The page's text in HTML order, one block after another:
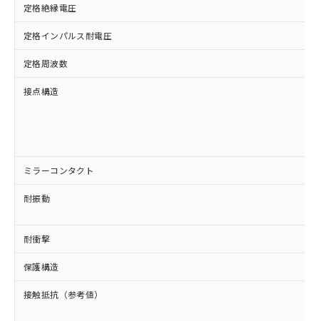
定格絶縁電圧
定格インパルス耐電圧
定格周波数
接点構造
ミラーコンタクト
耐振動
耐衝撃
保護構造
接触抵抗（参考値）